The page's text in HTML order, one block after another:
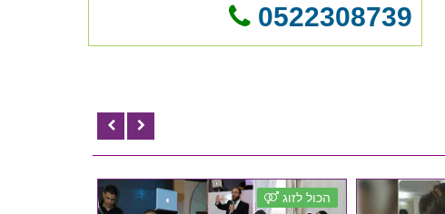
0522308739
הכול לזוג